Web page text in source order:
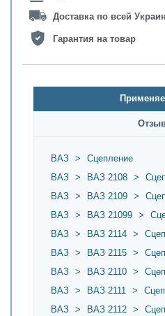
Доставка по всей
Гарантия на товар
ВАЗ >
Сцепление
ВАЗ
> ВАЗ 2108 >
ВАЗ
> ВАЗ 2109 >
ВАЗ
> ВАЗ 21099 >
ВАЗ
> ВАЗ 2114 >
ВАЗ
> ВАЗ 2115 >
ВАЗ
> ВАЗ 2110 >
ВАЗ
> ВАЗ 2111 >
ВАЗ
> ВАЗ 2112 >